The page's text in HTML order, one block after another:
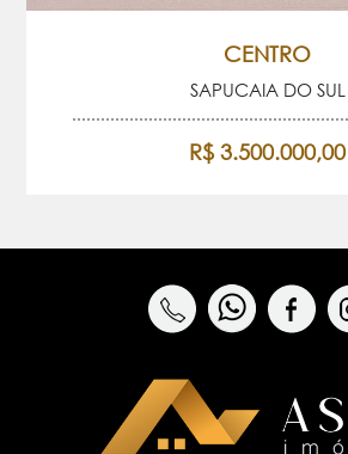
CENTRO
SAPUCAIA DO SUL
R$ 3.500.000,00